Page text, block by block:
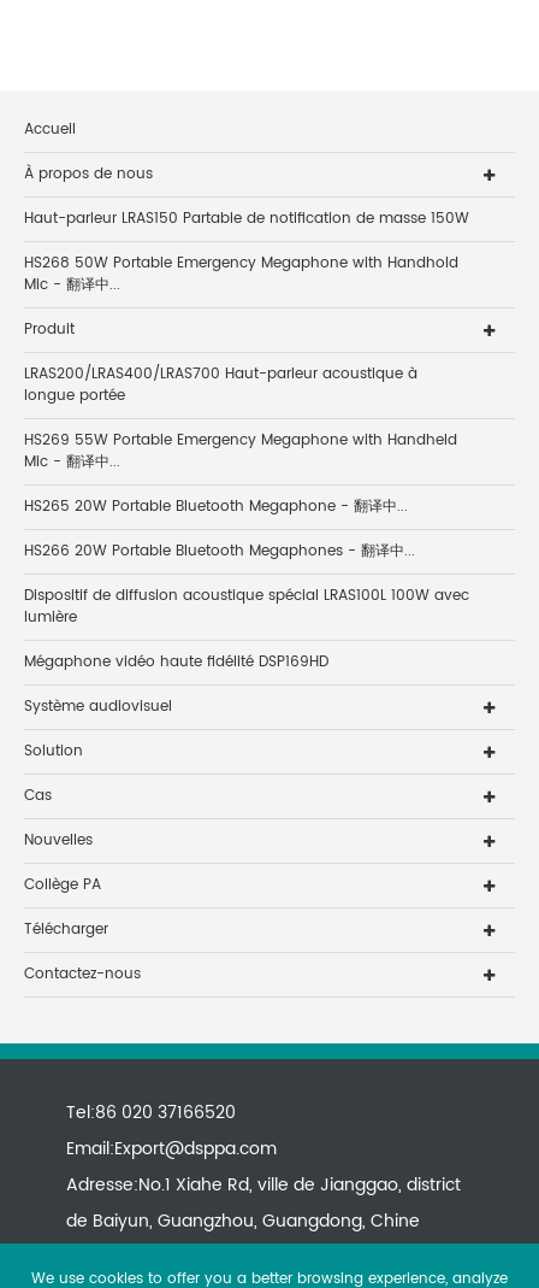
Accueil
À propos de nous
Haut-parleur LRAS150 Partable de notification de masse 150W
HS268 50W Portable Emergency Megaphone with Handhold
Mic - 翻译中...
Produit
LRAS200/LRAS400/LRAS700 Haut-parleur acoustique à
longue portée
HS269 55W Portable Emergency Megaphone with Handheld
Mic - 翻译中...
HS265 20W Portable Bluetooth Megaphone - 翻译中...
HS266 20W Portable Bluetooth Megaphones - 翻译中...
Dispositif de diffusion acoustique spécial LRAS100L 100W avec
lumière
Mégaphone vidéo haute fidélité DSP169HD
Système audiovisuel
Solution
Cas
Nouvelles
Collège PA
Télécharger
Contactez-nous
Tel:86 020 37166520
Email:Export@dsppa.com
Adresse:No.1 Xiahe Rd, ville de Jianggao, district
de Baiyun, Guangzhou, Guangdong, Chine
We use cookies to offer you a better browsing experience, analyze